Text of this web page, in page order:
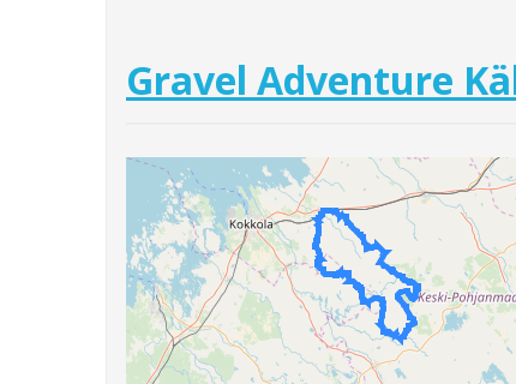
Gravel Adventure